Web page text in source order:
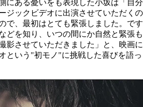
にある憂いをも表現した小坂は「自分
ジックビデオに出演させていただくの
で、最初はとても緊張しました。です
どを知り、いつの間にか自然と緊張も
影させていただきました」と、映画に
という"初モノ"に挑戦した喜びを語っ